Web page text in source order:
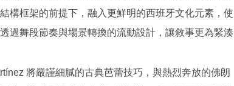
構框架的前提下，融入更鮮明的西班牙文化元素，使
過舞段節奏與場景轉換的流動設計，讓敘事更為緊湊
將嚴謹細膩的古典芭蕾技巧，與熱烈奔放的佛朗